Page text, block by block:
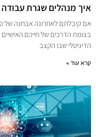
איך מנהלים שגרת
אם קיבלתם לאחרונה אבחנה של
בצומת הדרכים של חייכם האישיים
הדיגיטלי שבו הקצב
קרא עוד »